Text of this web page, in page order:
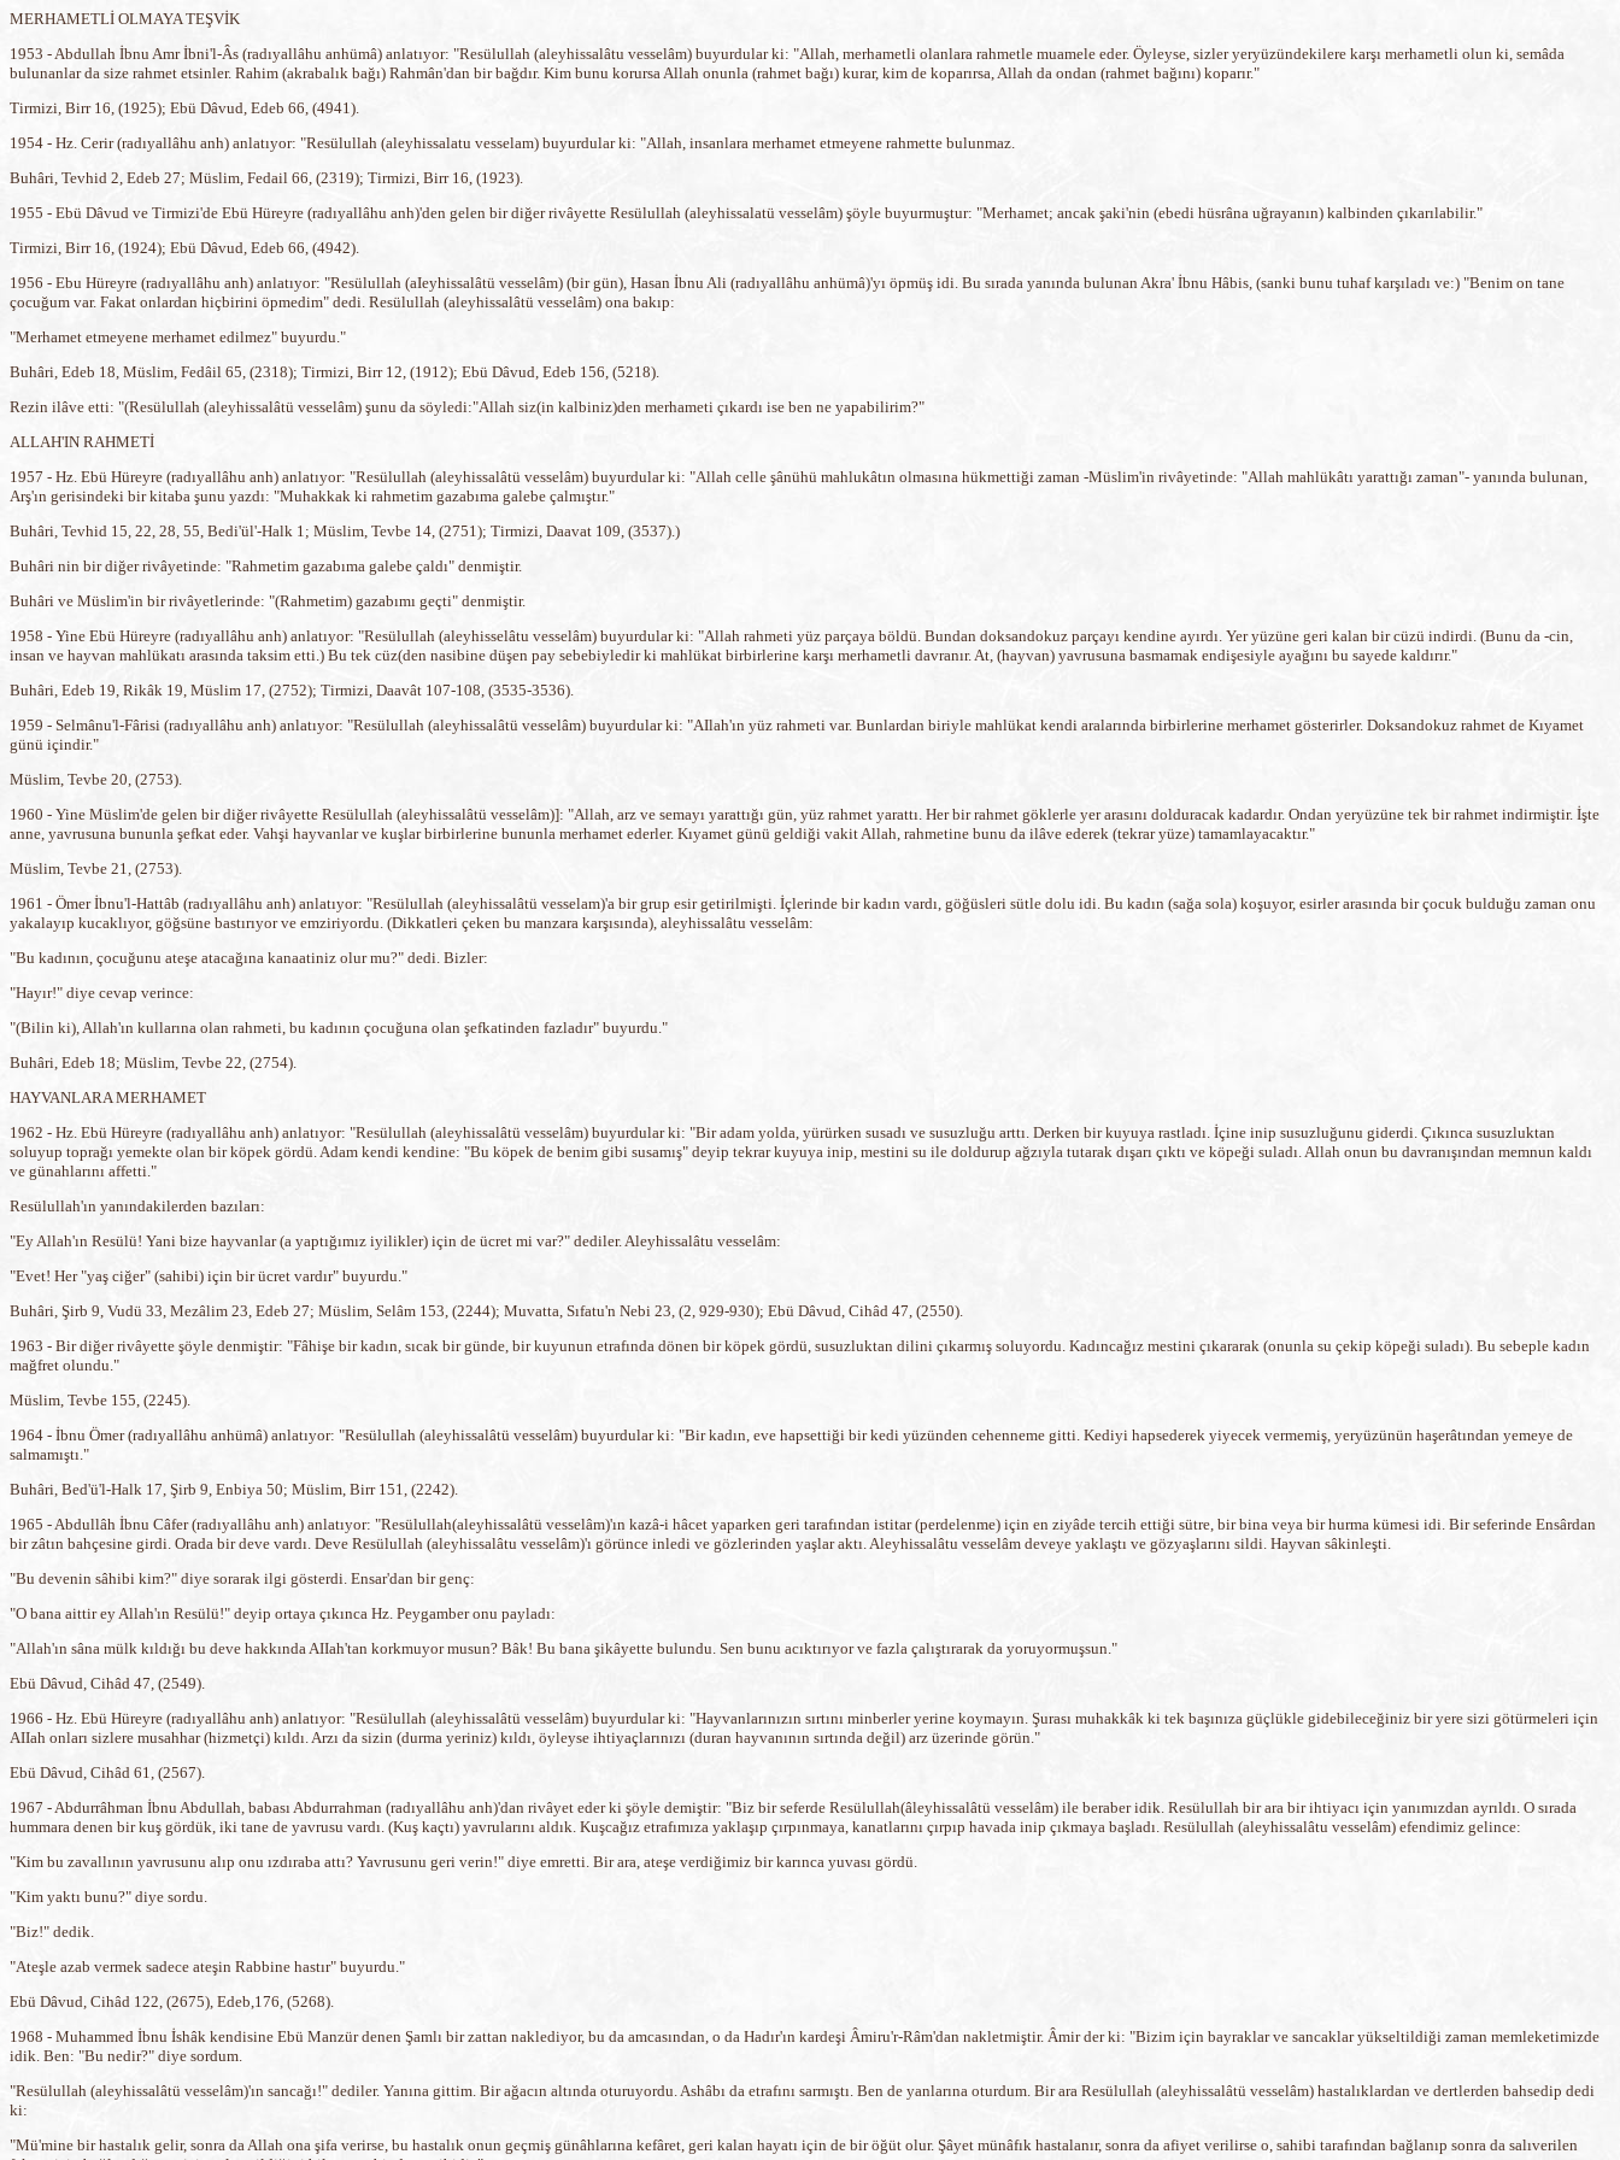
MERHAMETLİ OLMAYA TEŞVİK
1953 - Abdullah İbnu Amr İbni'l-Âs (radıyallâhu anhümâ) anlatıyor: "Resülullah (aleyhissalâtu vesselâm) buyurdular ki: "Allah, merhametli olanlara rahmetle muamele eder. Öyleyse, sizler yeryüzündekilere karşı merhametli olun ki, semâda
bulunanlar da size rahmet etsinler. Rahim (akrabalık bağı) Rahmân'dan bir bağdır. Kim bunu korursa Allah onunla (rahmet bağı) kurar, kim de koparırsa, Allah da ondan (rahmet bağını) koparır."
Tirmizi, Birr 16, (1925); Ebü Dâvud, Edeb 66, (4941).
1954 - Hz. Cerir (radıyallâhu anh) anlatıyor: "Resülullah (aleyhissalatu vesselam) buyurdular ki: "Allah, insanlara merhamet etmeyene rahmette bulunmaz.
Buhâri, Tevhid 2, Edeb 27; Müslim, Fedail 66, (2319); Tirmizi, Birr 16, (1923).
1955 - Ebü Dâvud ve Tirmizi'de Ebü Hüreyre (radıyallâhu anh)'den gelen bir diğer rivâyette Resülullah (aleyhissalatü vesselâm) şöyle buyurmuştur: "Merhamet; ancak şaki'nin (ebedi hüsrâna uğrayanın) kalbinden çıkarılabilir."
Tirmizi, Birr 16, (1924); Ebü Dâvud, Edeb 66, (4942).
1956 - Ebu Hüreyre (radıyallâhu anh) anlatıyor: "Resülullah (aIeyhissalâtü vesselâm) (bir gün), Hasan İbnu Ali (radıyallâhu anhümâ)'yı öpmüş idi. Bu sırada yanında bulunan Akra' İbnu Hâbis, (sanki bunu tuhaf karşıladı ve:) "Benim on tane
çocuğum var. Fakat onlardan hiçbirini öpmedim" dedi. Resülullah (aleyhissalâtü vesselâm) ona bakıp:
"Merhamet etmeyene merhamet edilmez" buyurdu."
Buhâri, Edeb 18, Müslim, Fedâil 65, (2318); Tirmizi, Birr 12, (1912); Ebü Dâvud, Edeb 156, (5218).
Rezin ilâve etti: "(Resülullah (aleyhissalâtü vesselâm) şunu da söyledi:"Allah siz(in kalbiniz)den merhameti çıkardı ise ben ne yapabilirim?"
ALLAH'IN RAHMETİ
1957 - Hz. Ebü Hüreyre (radıyallâhu anh) anlatıyor: "Resülullah (aleyhissalâtü vesselâm) buyurdular ki: "Allah celle şânühü mahlukâtın olmasına hükmettiği zaman -Müslim'in rivâyetinde: "Allah mahlükâtı yarattığı zaman"- yanında bulunan,
Arş'ın gerisindeki bir kitaba şunu yazdı: "Muhakkak ki rahmetim gazabıma galebe çalmıştır."
Buhâri, Tevhid 15, 22, 28, 55, Bedi'ül'-Halk 1; Müslim, Tevbe 14, (2751); Tirmizi, Daavat 109, (3537).)
Buhâri nin bir diğer rivâyetinde: "Rahmetim gazabıma galebe çaldı" denmiştir.
Buhâri ve Müslim'in bir rivâyetlerinde: "(Rahmetim) gazabımı geçti" denmiştir.
1958 - Yine Ebü Hüreyre (radıyallâhu anh) anlatıyor: "Resülullah (aleyhisselâtu vesselâm) buyurdular ki: "Allah rahmeti yüz parçaya böldü. Bundan doksandokuz parçayı kendine ayırdı. Yer yüzüne geri kalan bir cüzü indirdi. (Bunu da -cin,
insan ve hayvan mahlükatı arasında taksim etti.) Bu tek cüz(den nasibine düşen pay sebebiyledir ki mahlükat birbirlerine karşı merhametli davranır. At, (hayvan) yavrusuna basmamak endişesiyle ayağını bu sayede kaldırır."
Buhâri, Edeb 19, Rikâk 19, Müslim 17, (2752); Tirmizi, Daavât 107-108, (3535-3536).
1959 - Selmânu'l-Fârisi (radıyallâhu anh) anlatıyor: "Resülullah (aleyhissalâtü vesselâm) buyurdular ki: "AIlah'ın yüz rahmeti var. Bunlardan biriyle mahlükat kendi aralarında birbirlerine merhamet gösterirler. Doksandokuz rahmet de Kıyamet
günü içindir."
Müslim, Tevbe 20, (2753).
1960 - Yine Müslim'de gelen bir diğer rivâyette Resülullah (aleyhissalâtü vesselâm)]: "Allah, arz ve semayı yarattığı gün, yüz rahmet yarattı. Her bir rahmet göklerle yer arasını dolduracak kadardır. Ondan yeryüzüne tek bir rahmet indirmiştir. İşte
anne, yavrusuna bununla şefkat eder. Vahşi hayvanlar ve kuşlar birbirlerine bununla merhamet ederler. Kıyamet günü geldiği vakit Allah, rahmetine bunu da ilâve ederek (tekrar yüze) tamamlayacaktır."
Müslim, Tevbe 21, (2753).
1961 - Ömer İbnu'l-Hattâb (radıyallâhu anh) anlatıyor: "Resülullah (aleyhissalâtü vesselam)'a bir grup esir getirilmişti. İçlerinde bir kadın vardı, göğüsleri sütle dolu idi. Bu kadın (sağa sola) koşuyor, esirler arasında bir çocuk bulduğu zaman onu
yakalayıp kucaklıyor, göğsüne bastırıyor ve emziriyordu. (Dikkatleri çeken bu manzara karşısında), aleyhissalâtu vesselâm:
"Bu kadının, çocuğunu ateşe atacağına kanaatiniz olur mu?" dedi. Bizler:
"Hayır!" diye cevap verince:
"(Bilin ki), Allah'ın kullarına olan rahmeti, bu kadının çocuğuna olan şefkatinden fazladır" buyurdu."
Buhâri, Edeb 18; Müslim, Tevbe 22, (2754).
HAYVANLARA MERHAMET
1962 - Hz. Ebü Hüreyre (radıyallâhu anh) anlatıyor: "Resülullah (aleyhissalâtü vesselâm) buyurdular ki: "Bir adam yolda, yürürken susadı ve susuzluğu arttı. Derken bir kuyuya rastladı. İçine inip susuzluğunu giderdi. Çıkınca susuzluktan
soluyup toprağı yemekte olan bir köpek gördü. Adam kendi kendine: "Bu köpek de benim gibi susamış" deyip tekrar kuyuya inip, mestini su ile doldurup ağzıyla tutarak dışarı çıktı ve köpeği suladı. Allah onun bu davranışından memnun kaldı
ve günahlarını affetti."
Resülullah'ın yanındakilerden bazıları:
"Ey Allah'ın Resülü! Yani bize hayvanlar (a yaptığımız iyilikler) için de ücret mi var?" dediler. Aleyhissalâtu vesselâm:
"Evet! Her "yaş ciğer" (sahibi) için bir ücret vardır" buyurdu."
Buhâri, Şirb 9, Vudü 33, Mezâlim 23, Edeb 27; Müslim, Selâm 153, (2244); Muvatta, Sıfatu'n Nebi 23, (2, 929-930); Ebü Dâvud, Cihâd 47, (2550).
1963 - Bir diğer rivâyette şöyle denmiştir: "Fâhişe bir kadın, sıcak bir günde, bir kuyunun etrafında dönen bir köpek gördü, susuzluktan dilini çıkarmış soluyordu. Kadıncağız mestini çıkararak (onunla su çekip köpeği suladı). Bu sebeple kadın
mağfret olundu."
Müslim, Tevbe 155, (2245).
1964 - İbnu Ömer (radıyallâhu anhümâ) anlatıyor: "Resülullah (aleyhissalâtü vesselâm) buyurdular ki: "Bir kadın, eve hapsettiği bir kedi yüzünden cehenneme gitti. Kediyi hapsederek yiyecek vermemiş, yeryüzünün haşerâtından yemeye de
salmamıştı."
Buhâri, Bed'ü'l-Halk 17, Şirb 9, Enbiya 50; Müslim, Birr 151, (2242).
1965 - Abdullâh İbnu Câfer (radıyallâhu anh) anlatıyor: "Resülullah(aleyhissalâtü vesselâm)'ın kazâ-i hâcet yaparken geri tarafından istitar (perdelenme) için en ziyâde tercih ettiği sütre, bir bina veya bir hurma kümesi idi. Bir seferinde Ensârdan
bir zâtın bahçesine girdi. Orada bir deve vardı. Deve Resülullah (aleyhissalâtu vesselâm)'ı görünce inledi ve gözlerinden yaşlar aktı. Aleyhissalâtu vesselâm deveye yaklaştı ve gözyaşlarını sildi. Hayvan sâkinleşti.
"Bu devenin sâhibi kim?" diye sorarak ilgi gösterdi. Ensar'dan bir genç:
"O bana aittir ey Allah'ın Resülü!" deyip ortaya çıkınca Hz. Peygamber onu payladı:
"Allah'ın sâna mülk kıldığı bu deve hakkında AIIah'tan korkmuyor musun? Bâk! Bu bana şikâyette bulundu. Sen bunu acıktırıyor ve fazla çalıştırarak da yoruyormuşsun."
Ebü Dâvud, Cihâd 47, (2549).
1966 - Hz. Ebü Hüreyre (radıyallâhu anh) anlatıyor: "Resülullah (aleyhissalâtü vesselâm) buyurdular ki: "Hayvanlarınızın sırtını minberler yerine koymayın. Şurası muhakkâk ki tek başınıza güçlükle gidebileceğiniz bir yere sizi götürmeleri için
AIIah onları sizlere musahhar (hizmetçi) kıldı. Arzı da sizin (durma yeriniz) kıldı, öyleyse ihtiyaçlarınızı (duran hayvanının sırtında değil) arz üzerinde görün."
Ebü Dâvud, Cihâd 61, (2567).
1967 - Abdurrâhman İbnu Abdullah, babası Abdurrahman (radıyallâhu anh)'dan rivâyet eder ki şöyle demiştir: "Biz bir seferde Resülullah(âleyhissalâtü vesselâm) ile beraber idik. Resülullah bir ara bir ihtiyacı için yanımızdan ayrıldı. O sırada
hummara denen bir kuş gördük, iki tane de yavrusu vardı. (Kuş kaçtı) yavrularını aldık. Kuşcağız etrafımıza yaklaşıp çırpınmaya, kanatlarını çırpıp havada inip çıkmaya başladı. Resülullah (aleyhissalâtu vesselâm) efendimiz gelince:
"Kim bu zavallının yavrusunu alıp onu ızdıraba attı? Yavrusunu geri verin!" diye emretti. Bir ara, ateşe verdiğimiz bir karınca yuvası gördü.
"Kim yaktı bunu?" diye sordu.
"Biz!" dedik.
"Ateşle azab vermek sadece ateşin Rabbine hastır" buyurdu."
Ebü Dâvud, Cihâd 122, (2675), Edeb,176, (5268).
1968 - Muhammed İbnu İshâk kendisine Ebü Manzür denen Şamlı bir zattan naklediyor, bu da amcasından, o da Hadır'ın kardeşi Âmiru'r-Râm'dan nakletmiştir. Âmir der ki: "Bizim için bayraklar ve sancaklar yükseltildiği zaman memleketimizde
idik. Ben: "Bu nedir?" diye sordum.
"Resülullah (aleyhissalâtü vesselâm)'ın sancağı!" dediler. Yanına gittim. Bir ağacın altında oturuyordu. Ashâbı da etrafını sarmıştı. Ben de yanlarına oturdum. Bir ara Resülullah (aleyhissalâtü vesselâm) hastalıklardan ve dertlerden bahsedip dedi
ki:
"Mü'mine bir hastalık gelir, sonra da Allah ona şifa verirse, bu hastalık onun geçmiş günâhlarına kefâret, geri kalan hayatı için de bir öğüt olur. Şâyet münâfık hastalanır, sonra da afiyet verilirse o, sahibi tarafından bağlanıp sonra da salıverilen